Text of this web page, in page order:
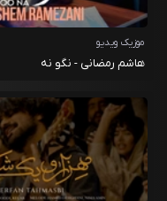
موزیک ویدیو
هاشم رمضانی - نگو نه